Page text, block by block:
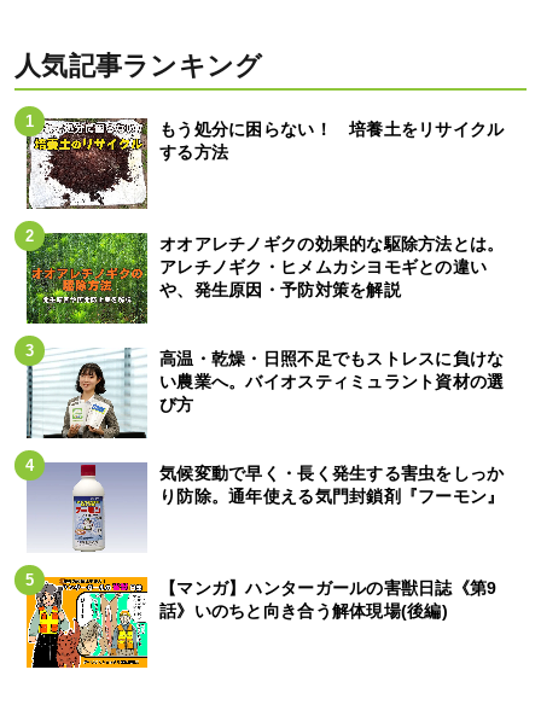
人気記事ランキング
もう処分に困らない！ 培養土をリサイクル
する方法
オオアレチノギクの効果的な駆除方法とは。
アレチノギク・ヒメムカシヨモギとの違い
や、発生原因・予防対策を解説
高温・乾燥・日照不足でもストレスに負けな
い農業へ。バイオスティミュラント資材の選
び方
気候変動で早く・長く発生する害虫をしっか
り防除。通年使える気門封鎖剤『フーモン』
【マンガ】ハンターガールの害獣日誌《第9
話》いのちと向き合う解体現場(後編)